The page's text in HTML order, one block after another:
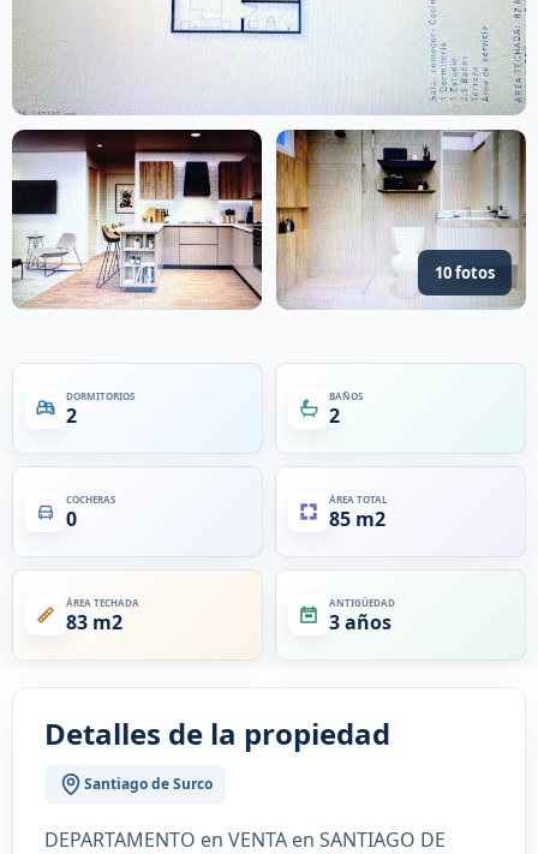
10 fotos
DORMITORIOS
2
BAÑOS
2
COCHERAS
0
ÁREA TOTAL
85 m2
ÁREA TECHADA
83 m2
ANTIGÜEDAD
3 años
Detalles de la propiedad
Santiago de Surco
DEPARTAMENTO en VENTA en SANTIAGO DE